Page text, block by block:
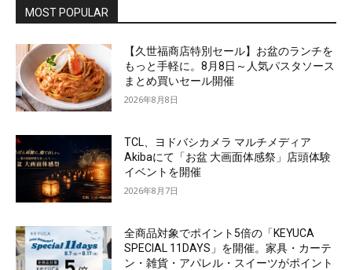
MOST POPULAR
【久世福商店特別セール】お盆のランチを
もっと手軽に。8月8日～人気パスタソース
まとめ買いセール開催
2026年8月8日
TCL、ヨドバシカメラ マルチメディア
Akibaにて「お盆 大画面体感祭」店頭体験
イベントを開催
2026年8月7日
全商品対象でポイント5倍の「KEYUCA
SPECIAL 11DAYS」を開催。家具・カーテ
ン・雑貨・アパレル・スイーツがポイント